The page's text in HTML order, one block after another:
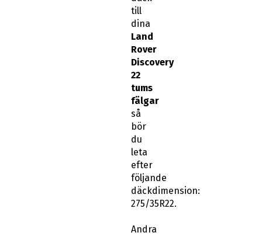
till
dina
Land
Rover
Discovery
22
tums
fälgar
så
bör
du
leta
efter
följande
däckdimension:
275/35R22.
Andra